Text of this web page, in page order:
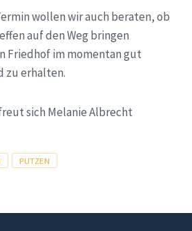
wollen wir auch beraten, ob
auf den Weg bringen
Friedhof im momentan gut
zu erhalten.
sich Melanie Albrecht
PUTZEN